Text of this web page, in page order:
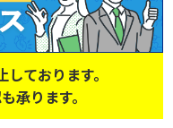
ております。
承ります。